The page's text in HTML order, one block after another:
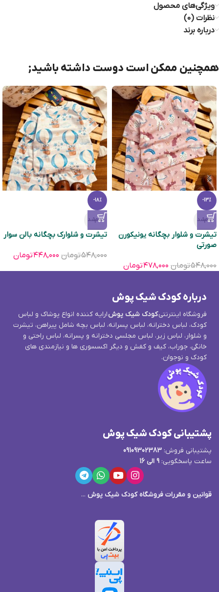
ویژگی‌های محصول
نظرات (0)
درباره برند
همچنین ممکن است دوست داشته باشید;
-13%
تمام‌شد
تیشرت و شلوار بچگانه یونیکورن
صورتی
۵۴۸,۰۰۰تومان ۴۷۸,۰۰۰تومان
-18%
تمام‌شد
تیشرت و شلوارک بچگانه بالن سوار
۵۴۸,۰۰۰تومان ۴۴۸,۰۰۰تومان
درباره کودک شیک پوش
فروشگاه اینترنتیکودک شیک پوشارایه کننده انواع پوشاک و لباس
کودک، لباس دخترانه، لباس پسرانه، لباس بچه شامل پیراهن، تیشرت
و شلوار، لباس زیر، لباس مجلسی دخترانه و پسرانه، لباس راحتی و
خانگی، جوراب، کیف و کفش و دیگر اکسسوری ها و نیازمندی های
کودک و نوجوان.
پشتیبانی کودک شیک پوش
پشتیبانی فروش: 09109302383
ساعت پاسخگویی: 9 الی 16
قوانین و مقررات فروشگاه کودک شیک پوش ...